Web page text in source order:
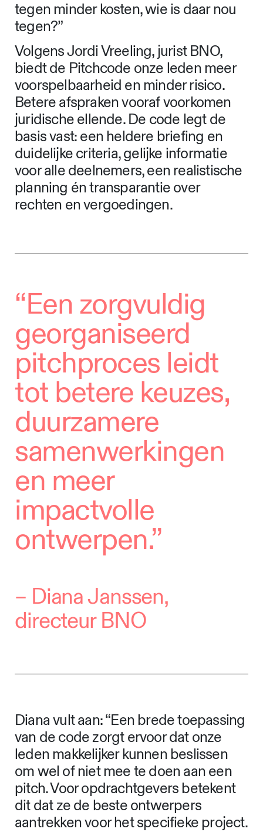
tegen minder kosten, wie is daar nou
tegen?”
Volgens Jordi Vreeling, jurist BNO,
biedt de Pitchcode onze leden meer
voorspelbaarheid en minder risico.
Betere afspraken vooraf voorkomen
juridische ellende. De code legt de
basis vast: een heldere briefing en
duidelijke criteria, gelijke informatie
voor alle deelnemers, een realistische
planning én transparantie over
rechten en vergoedingen.
“Een zorgvuldig
georganiseerd
pitchproces leidt
tot betere keuzes,
duurzamere
samenwerkingen
en meer
impactvolle
ontwerpen.”
– Diana Janssen,
directeur BNO
Diana vult aan: “Een brede toepassing
van de code zorgt ervoor dat onze
leden makkelijker kunnen beslissen
om wel of niet mee te doen aan een
pitch. Voor opdrachtgevers betekent
dit dat ze de beste ontwerpers
aantrekken voor het specifieke project.